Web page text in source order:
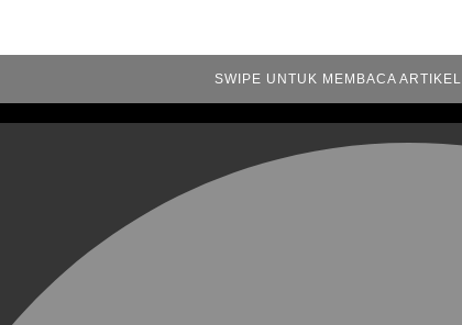
SWIPE UNTUK MEMBACA ARTIKEL